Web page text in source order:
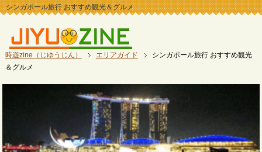
シンガポール旅行 おすすめ観光＆グルメ
時遊zine（じゆうじん） エリアガイド
シンガポール旅行 おすすめ観光
＆グルメ